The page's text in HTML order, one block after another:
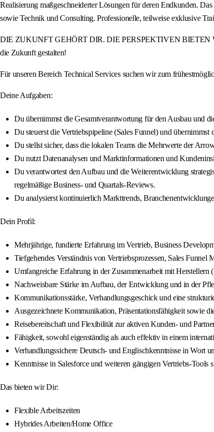
Realisierung maßgeschneiderter Lösungen für deren Endkunden.
sowie Technik und Consulting. Professionelle, teilweise exklusive
DIE ZUKUNFT GEHÖRT DIR. DIE PERSPEKTIVEN BIETEN
die Zukunft gestalten!
Für unseren Bereich Technical Services suchen wir zum
Deine Aufgaben:
Du übernimmst die Gesamtverantwortung für den Ausbau und
Du steuerst die Vertriebspipeline (Sales Funnel) und
Du stellst sicher, dass die lokalen Teams die Mehrwerte der
Du nutzt Datenanalysen und Marktinformationen und
Du verantwortest den Aufbau und die Weiterentwicklung
regelmäßige Business- und Quartals-Reviews.
Du analysierst kontinuierlich Markttrends,
Dein Profil:
Mehrjährige, fundierte Erfahrung im Vertrieb, Business
Tiefgehendes Verständnis von Vertriebsprozessen, Sales Funnel
Umfangreiche Erfahrung in der Zusammenarbeit mit Herstellern
Nachweisbare Stärke im Aufbau, der Entwicklung und in der
Kommunikationsstärke, Verhandlungsgeschick und eine
Ausgezeichnete Kommunikation, Präsentationsfähigkeit sowie
Reisebereitschaft und Flexibilität zur aktiven Kunden- und
Fähigkeit, sowohl eigenständig als auch effektiv in einem
Verhandlungssichere Deutsch- und Englischkenntnisse in Wort
Kenntnisse in Salesforce und weiteren gängigen Vertriebs-Tools
Das bieten wir Dir:
Flexible Arbeitszeiten
Hybrides Arbeiten/Home Office